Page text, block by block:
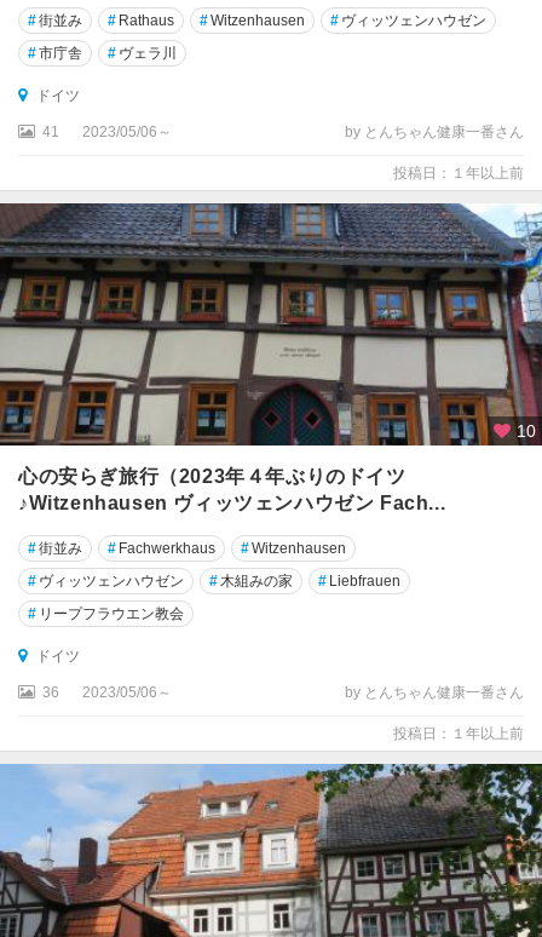
ゲ
ン
ズ
ル
ー
ス
ト
ー
レ
ダ
ル
ュ
タ
ッ
ト
ィ
タ
ェ
レ
テ
#街並み # Rathaus #Witzenhausen # ヴィッツェンハウゼン
#市庁舎 # ヴェラ川
ドイツ
41 2023/05/06～ by とんちゃん健康一番さん
投稿日：１年以上前
10
心の安らぎ旅行（2023年４年ぶりのドイツ
♪Witzenhausen ヴィッツェンハウゼン Fach...
#街並み # Fachwerkhaus #Witzenhausen
# ヴィッツェンハウゼン # 木組みの家 # Liebfrauen
# リープフラウエン教会
ドイツ
36 2023/05/06～ by とんちゃん健康一番さん
投稿日：１年以上前